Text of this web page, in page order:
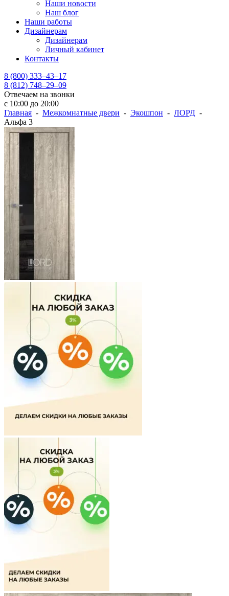
Наши новости
Наш блог
Наши работы
Дизайнерам
Дизайнерам
Личный кабинет
Контакты
8 (800) 333–43–17
8 (812) 748–29–09
Отвечаем на звонки
с 10:00 до 20:00
Главная - Межкомнатные двери - Экошпон - ЛОРД -
Альфа 3